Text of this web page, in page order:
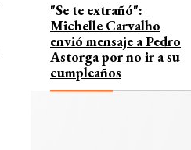
"Se te extrañó":
Michelle Carvalho
envió mensaje a Pedro
Astorga por no ir a su
cumpleaños